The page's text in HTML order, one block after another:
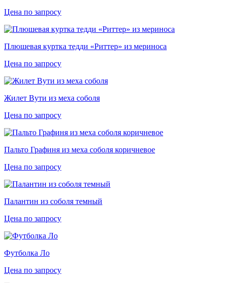
Цена по запросу
Плюшевая куртка тедди «Риттер» из мериноса
Цена по запросу
Жилет Вути из меха соболя
Цена по запросу
Пальто Графиня из меха соболя коричневое
Цена по запросу
Палантин из соболя темный
Цена по запросу
Футболка Ло
Цена по запросу